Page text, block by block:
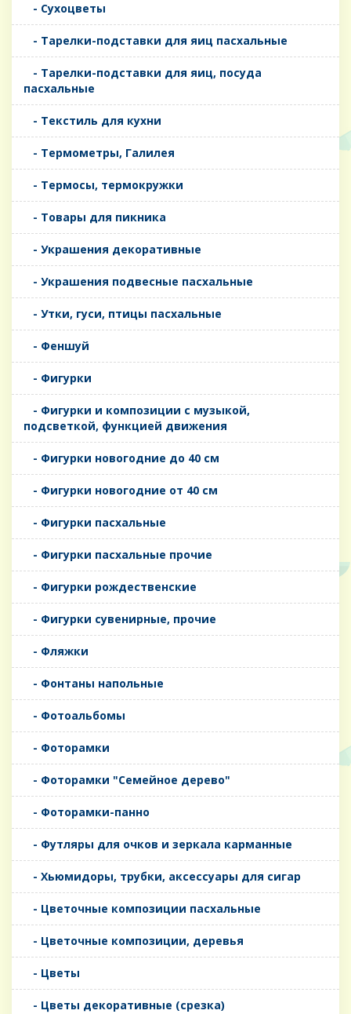
- Сухоцветы
- Тарелки-подставки для яиц пасхальные
- Тарелки-подставки для яиц, посуда
пасхальные
- Текстиль для кухни
- Термометры, Галилея
- Термосы, термокружки
- Товары для пикника
- Украшения декоративные
- Украшения подвесные пасхальные
- Утки, гуси, птицы пасхальные
- Феншуй
- Фигурки
- Фигурки и композиции с музыкой,
подсветкой, функцией движения
- Фигурки новогодние до 40 см
- Фигурки новогодние от 40 см
- Фигурки пасхальные
- Фигурки пасхальные прочие
- Фигурки рождественские
- Фигурки сувенирные, прочие
- Фляжки
- Фонтаны напольные
- Фотоальбомы
- Фоторамки
- Фоторамки "Семейное дерево"
- Фоторамки-панно
- Футляры для очков и зеркала карманные
- Хьюмидоры, трубки, аксессуары для сигар
- Цветочные композиции пасхальные
- Цветочные композиции, деревья
- Цветы
- Цветы декоративные (срезка)